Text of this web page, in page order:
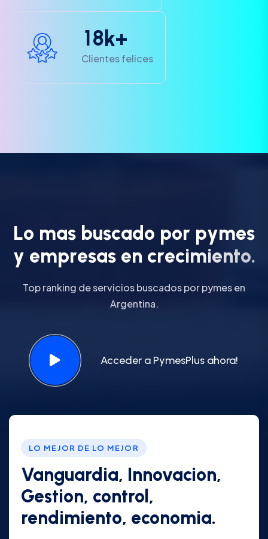
18k+
Clientes felices
Lo mas buscado por pymes
y empresas en crecimiento.
Top ranking de servicios buscados por pymes en
Argentina.
Acceder a PymesPlus ahora!
LO MEJOR DE LO MEJOR
Vanguardia, Innovacion,
Gestion, control,
rendimiento, economia.